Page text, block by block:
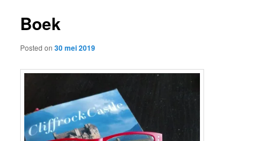
content
Boek
Posted on30 mei 2019